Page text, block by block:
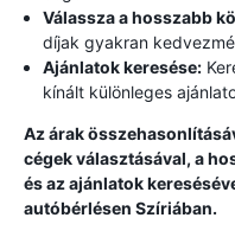
Válassza a hosszabb
díjak gyakran
Ajánlatok keresése:
kínált különleges
Az árak
cégek választásával, a
és az ajánlatok
autóbérlésen Szíriában.